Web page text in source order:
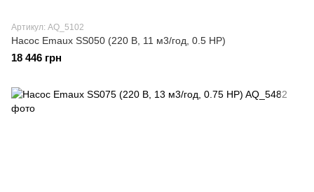
Артикул: AQ_5102
Насос Emaux SS050 (220 В, 11 м3/год, 0.5 HP)
18 446 грн